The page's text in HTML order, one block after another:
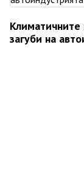
загуби на